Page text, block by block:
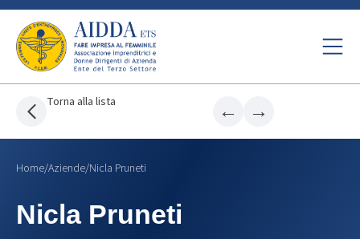
Torna alla lista ← →
Home/Aziende/Nicla Pruneti
Nicla Pruneti